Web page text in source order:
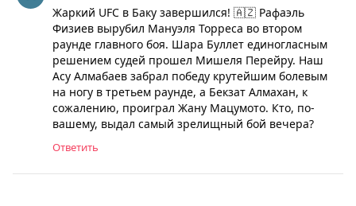
Жаркий UFC в Баку завершился! 🇦🇿 Рафаэль
Физиев вырубил Мануэля Торреса во втором
раунде главного боя. Шара Буллет единогласным
решением судей прошел Мишеля Перейру. Наш
Асу Алмабаев забрал победу крутейшим болевым
на ногу в третьем раунде, а Бекзат Алмахан, к
сожалению, проиграл Жану Мацумото. Кто, по-
вашему, выдал самый зрелищный бой вечера?
Ответить